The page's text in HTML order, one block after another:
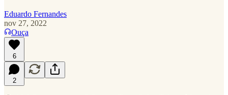
Eduardo Fernandes
nov 27, 2022
Ouça
6
2